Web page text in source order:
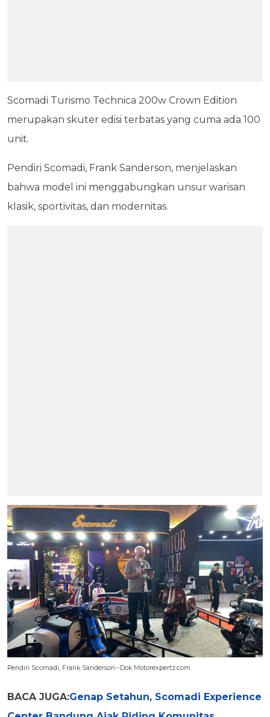
Scomadi Turismo Technica 200w Crown Edition
merupakan skuter edisi terbatas yang cuma ada 100
unit.
Pendiri Scomadi, Frank Sanderson, menjelaskan
bahwa model ini menggabungkan unsur warisan
klasik, sportivitas, dan modernitas.
Pendiri Scomadi, Frank Sanderson--Dok Motorexpertz.com
BACA JUGA:Genap Setahun, Scomadi Experience